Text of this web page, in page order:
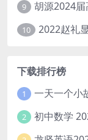
9
10
下载排行榜
1
2